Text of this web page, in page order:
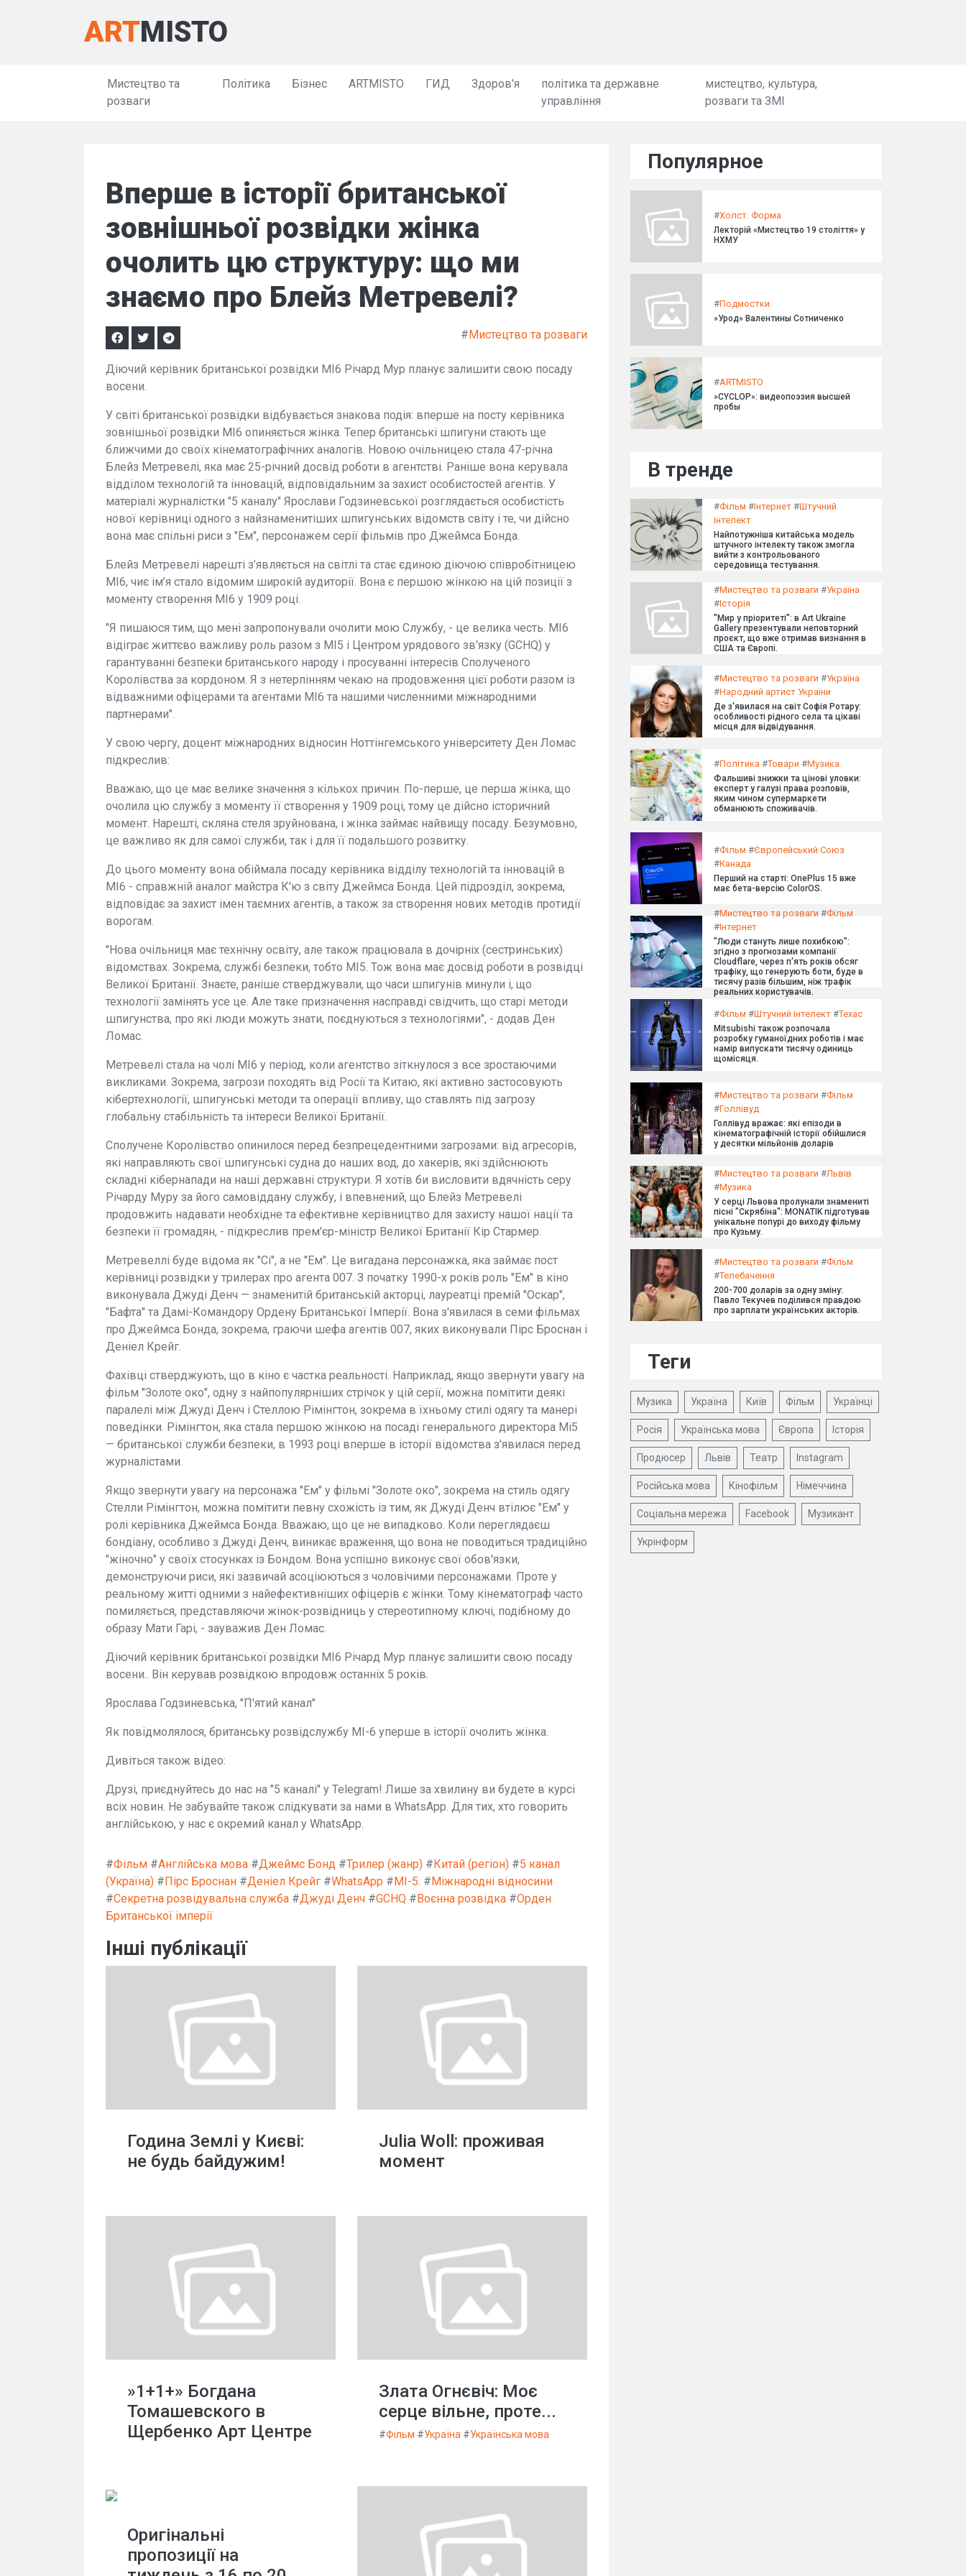
ARTMISTO
Мистецтво та
розваги
Політика Бізнес ARTMISTO ГИД Здоров'я
політика та державне
управління
мистецтво, культура,
розваги та ЗМІ
Вперше в історії британської
зовнішньої розвідки жінка
очолить цю структуру: що ми
знаємо про Блейз Метревелі?
#Мистецтво та розваги
Діючий керівник британської розвідки МІ6 Річард Мур планує залишити свою посаду
восени.
У світі британської розвідки відбувається знакова подія: вперше на посту керівника
зовнішньої розвідки МІ6 опиняється жінка. Тепер британські шпигуни стають ще
ближчими до своїх кінематографічних аналогів. Новою очільницею стала 47-річна
Блейз Метревелі, яка має 25-річний досвід роботи в агентстві. Раніше вона керувала
відділом технологій та інновацій, відповідальним за захист особистостей агентів. У
матеріалі журналістки "5 каналу" Ярослави Годзиневської розглядається особистість
нової керівниці одного з найзнаменитіших шпигунських відомств світу і те, чи дійсно
вона має спільні риси з "Ем", персонажем серії фільмів про Джеймса Бонда.
Блейз Метревелі нарешті з’являється на світлі та стає єдиною діючою співробітницею
МІ6, чиє ім’я стало відомим широкій аудиторії. Вона є першою жінкою на цій позиції з
моменту створення МІ6 у 1909 році.
"Я пишаюся тим, що мені запропонували очолити мою Службу, - це велика честь. МІ6
відіграє життєво важливу роль разом з МІ5 і Центром урядового зв'язку (GCHQ) у
гарантуванні безпеки британського народу і просуванні інтересів Сполученого
Королівства за кордоном. Я з нетерпінням чекаю на продовження цієї роботи разом із
відважними офіцерами та агентами МІ6 та нашими численними міжнародними
партнерами".
У свою чергу, доцент міжнародних відносин Ноттінгемського університету Ден Ломас
підкреслив:
Вважаю, що це має велике значення з кількох причин. По-перше, це перша жінка, що
очолила цю службу з моменту її створення у 1909 році, тому це дійсно історичний
момент. Нарешті, скляна стеля зруйнована, і жінка займає найвищу посаду. Безумовно,
це важливо як для самої служби, так і для її подальшого розвитку.
До цього моменту вона обіймала посаду керівника відділу технологій та інновацій в
МІ6 - справжній аналог майстра К'ю з світу Джеймса Бонда. Цей підрозділ, зокрема,
відповідає за захист імен таємних агентів, а також за створення нових методів протидії
ворогам.
"Нова очільниця має технічну освіту, але також працювала в дочірніх (сестринських)
відомствах. Зокрема, службі безпеки, тобто МІ5. Тож вона має досвід роботи в розвідці
Великої Британії. Знаєте, раніше стверджували, що часи шпигунів минули і, що
технології замінять усе це. Але таке призначення насправді свідчить, що старі методи
шпигунства, про які люди можуть знати, поєднуються з технологіями", - додав Ден
Ломас.
Метревелі стала на чолі МІ6 у період, коли агентство зіткнулося з все зростаючими
викликами. Зокрема, загрози походять від Росії та Китаю, які активно застосовують
кібертехнології, шпигунські методи та операції впливу, що ставлять під загрозу
глобальну стабільність та інтереси Великої Британії.
Сполучене Королівство опинилося перед безпрецедентними загрозами: від агресорів,
які направляють свої шпигунські судна до наших вод, до хакерів, які здійснюють
складні кібернапади на наші державні структури. Я хотів би висловити вдячність серу
Річарду Муру за його самовіддану службу, і впевнений, що Блейз Метревелі
продовжить надавати необхідне та ефективне керівництво для захисту нашої нації та
безпеки її громадян, - підкреслив прем'єр-міністр Великої Британії Кір Стармер.
Метревеллі буде відома як "Сі", а не "Ем". Це вигадана персонажка, яка займає пост
керівниці розвідки у трилерах про агента 007. З початку 1990-х років роль "Ем" в кіно
виконувала Джуді Денч — знаменитій британській акторці, лауреатці премій "Оскар",
"Бафта" та Дамі-Командору Ордену Британської Імперії. Вона з'явилася в семи фільмах
про Джеймса Бонда, зокрема, граючи шефа агентів 007, яких виконували Пірс Броснан і
Деніел Крейг.
Фахівці стверджують, що в кіно є частка реальності. Наприклад, якщо звернути увагу на
фільм "Золоте око", одну з найпопулярніших стрічок у цій серії, можна помітити деякі
паралелі між Джуді Денч і Стеллою Рімінгтон, зокрема в їхньому стилі одягу та манері
поведінки. Рімінгтон, яка стала першою жінкою на посаді генерального директора Мі5
— британської служби безпеки, в 1993 році вперше в історії відомства з'явилася перед
журналістами.
Якщо звернути увагу на персонажа "Ем" у фільмі "Золоте око", зокрема на стиль одягу
Стелли Рімінгтон, можна помітити певну схожість із тим, як Джуді Денч втілює "Ем" у
ролі керівника Джеймса Бонда. Вважаю, що це не випадково. Коли переглядаєш
бондіану, особливо з Джуді Денч, виникає враження, що вона не поводиться традиційно
"жіночно" у своїх стосунках із Бондом. Вона успішно виконує свої обов'язки,
демонструючи риси, які зазвичай асоціюються з чоловічими персонажами. Проте у
реальному житті одними з найефективніших офіцерів є жінки. Тому кінематограф часто
помиляється, представляючи жінок-розвідниць у стереотипному ключі, подібному до
образу Мати Гарі, - зауважив Ден Ломас.
Діючий керівник британської розвідки МІ6 Річард Мур планує залишити свою посаду
восени.. Він керував розвідкою впродовж останніх 5 років.
Ярослава Годзиневська, "П'ятий канал"
Як повідмолялося, британську розвідслужбу МІ-6 уперше в історії очолить жінка.
Дивіться також відео:
Друзі, приєднуйтесь до нас на "5 каналі" у Telegram! Лише за хвилину ви будете в курсі
всіх новин. Не забувайте також слідкувати за нами в WhatsApp. Для тих, хто говорить
англійською, у нас є окремий канал у WhatsApp.
#Фільм #Англійська мова #Джеймс Бонд #Трилер (жанр) #Китай (регіон) #5 канал
(Україна) #Пірс Броснан #Деніел Крейг #WhatsApp #МІ-5. #Міжнародні відносини
#Секретна розвідувальна служба #Джуді Денч #GCHQ #Воєнна розвідка #Орден
Британської імперії
Інші публікації
Година Землі у Києві:
не будь байдужим!
Julia Woll: проживая
момент
»1+1+» Богдана
Томашевского в
Щербенко Арт Центре
Злата Огнєвіч: Моє
серце вільне, проте...
#Фільм #Україна #Українська мова
Оригінальні
пропозиції на
Популярное
#Холст. Форма
Лекторій «Мистецтво 19 століття» у
НХМУ
#Подмостки
»Урод» Валентины Сотниченко
#ARTMISTO
»CYCLOP»: видеопоэзия высшей
пробы
В тренде
#Фільм #Інтернет #Штучний
інтелект
Найпотужніша китайська модель
штучного інтелекту також змогла
вийти з контрольованого
середовища тестування.
#Мистецтво та розваги #Україна
#Історія
"Мир у пріоритеті": в Art Ukraine
Gallery презентували неповторний
проєкт, що вже отримав визнання в
США та Європі.
#Мистецтво та розваги #Україна
#Народний артист України
Де з'явилася на світ Софія Ротару:
особливості рідного села та цікаві
місця для відвідування.
#Політика #Товари #Музика
Фальшиві знижки та цінові уловки:
експерт у галузі права розповів,
яким чином супермаркети
обманюють споживачів.
#Фільм #Європейський Союз
#Канада
Перший на старті: OnePlus 15 вже
має бета-версію ColorOS.
#Мистецтво та розваги #Фільм
#Інтернет
"Люди стануть лише похибкою":
згідно з прогнозами компанії
Cloudflare, через п'ять років обсяг
трафіку, що генерують боти, буде в
тисячу разів більшим, ніж трафік
реальних користувачів.
#Фільм #Штучний інтелект #Техас
Mitsubishi також розпочала
розробку гуманоїдних роботів і має
намір випускати тисячу одиниць
щомісяця.
#Мистецтво та розваги #Фільм
#Голлівуд
Голлівуд вражає: які епізоди в
кінематографічній історії обійшлися
у десятки мільйонів доларів
#Мистецтво та розваги #Львів
#Музика
У серці Львова пролунали знамениті
пісні "Скрябіна": MONATIK підготував
унікальне попурі до виходу фільму
про Кузьму.
#Мистецтво та розваги #Фільм
#Телебачення
200-700 доларів за одну зміну:
Павло Текучев поділився правдою
про зарплати українських акторів.
Теги
Музика Україна Київ Фільм Українці
Росія Українська мова Європа Історія
Продюсер Львів Театр Instagram
Російська мова Кінофільм Німеччина
Соціальна мережа Facebook Музикант
Укрінформ